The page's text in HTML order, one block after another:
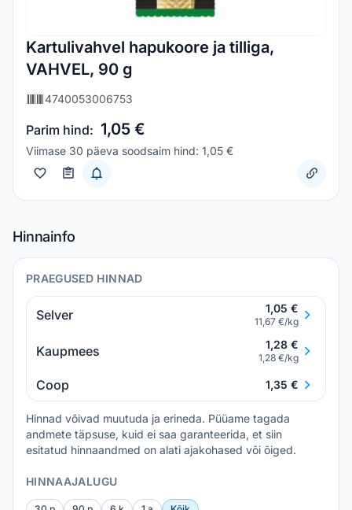
Kartulivahvel hapukoore ja tilliga,
VAHVEL, 90 g
4740053006753
Parim hind: 1,05 €
Viimase 30 päeva soodsaim hind: 1,05 €
Hinnainfo
PRAEGUSED HINNAD
Selver 1,05 €
11,67 €/kg
Kaupmees 1,28 €
1,28 €/kg
Coop 1,35 €
Hinnad võivad muutuda ja erineda. Püüame tagada
andmete täpsuse, kuid ei saa garanteerida, et siin
esitatud hinnaandmed on alati ajakohased või õiged.
HINNAAJALUGU